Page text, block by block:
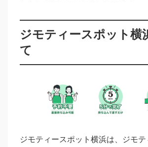
ジモティースポット横
て
ジモティースポット横浜は、ジモテ